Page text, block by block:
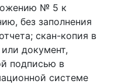
№ 5 к
без заполнения
скан-копия в
документ,
подписью в
системе